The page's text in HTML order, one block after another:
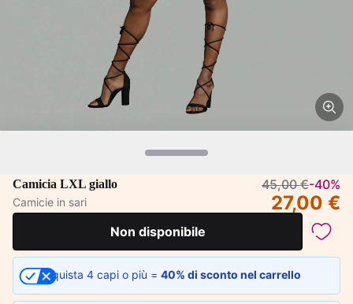
Camicia LXL giallo
Camicie in sari
45,00 €-40%
27,00 €
Non disponibile
Acquista 4 capi o più = 40% di sconto nel carrello